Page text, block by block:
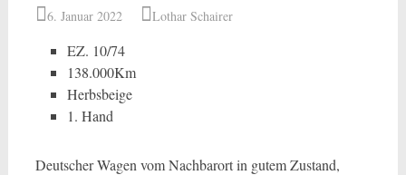
6. Januar 2022 Lothar Schairer
EZ. 10/74
138.000Km
Herbsbeige
1. Hand
Deutscher Wagen vom Nachbarort in gutem Zustand,